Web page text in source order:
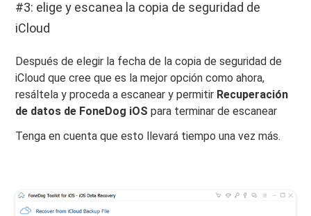
#3: elige y escanea la copia de seguridad de
iCloud
Después de elegir la fecha de la copia de seguridad de
iCloud que cree que es la mejor opción como ahora,
resáltela y proceda a escanear y permitir Recuperación
de datos de FoneDog iOS para terminar de escanear
Tenga en cuenta que esto llevará tiempo una vez más.